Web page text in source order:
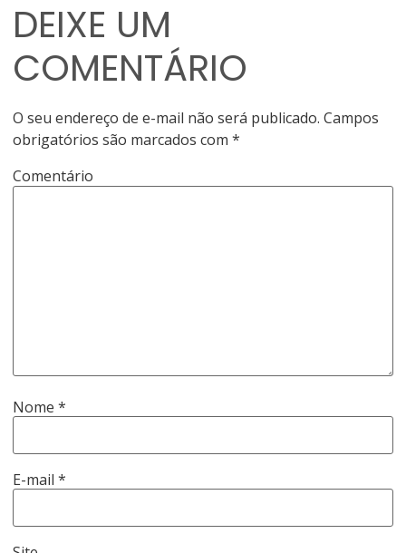
DEIXE UM
COMENTÁRIO
O seu endereço de e-mail não será publicado. Campos
obrigatórios são marcados com*
Comentário
Nome*
E-mail*